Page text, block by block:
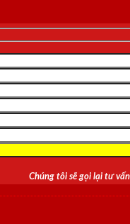
Chúng tôi sẽ gọi lại tư